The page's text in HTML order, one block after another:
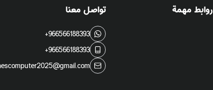
روابط مهمة تواصل معنا
+966566188393
+966566188393